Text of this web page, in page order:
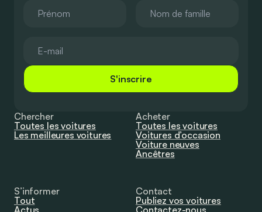
S'inscrire
Chercher
Toutes les voitures
Les meilleures voitures
Acheter
Toutes les voitures
Voitures d’occasion
Voiture neuves
Ancêtres
S’informer
Tout
Actus
Contact
Publiez vos voitures
Contactez-nous